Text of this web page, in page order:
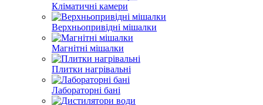
Кліматичні камери
Верхньопривідні мішалки
Магнітні мішалки
Плитки нагрівальні
Лабораторні бані